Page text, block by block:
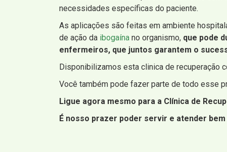
necessidades específicas do paciente.
As aplicações são feitas em ambiente
de ação da ibogaína no organismo, que pode
enfermeiros, que juntos garantem o
Disponibilizamos esta clinica de recuperação
Você também pode fazer parte de todo esse
Ligue agora mesmo para a Clínica de
É nosso prazer poder servir e atender